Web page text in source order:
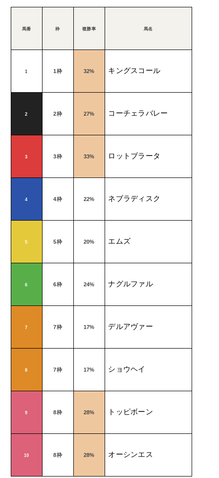
馬番 枠 複勝率 馬名
1 1枠 32% キングスコール
2 2枠 27% コーチェラバレー
3 3枠 33% ロットブラータ
4 4枠 22% ネブラディスク
5 5枠 20% エムズ
6 6枠 24% ナグルファル
7 7枠 17% デルアヴァー
8 7枠 17% ショウヘイ
9 8枠 28% トッピボーン
10 8枠 28% オーシンエス